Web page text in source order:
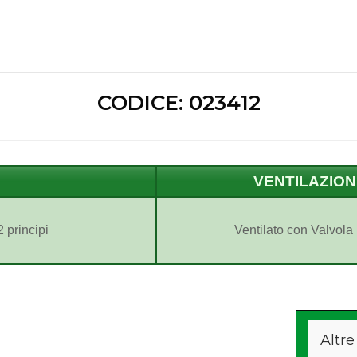
CODICE: 023412
principi Ventilato con Valvola